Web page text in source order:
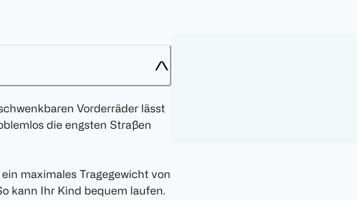
Vorderräder lässt
die engsten Straßen
maximales Tragegewicht von
kann Ihr Kind bequem laufen.